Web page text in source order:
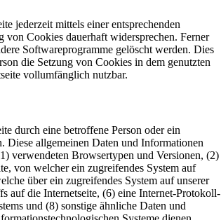
jederzeit mittels einer entsprechenden
von Cookies dauerhaft widersprechen. Ferner
Softwareprogramme gelöscht werden. Dies
die Setzung von Cookies in dem genutzten
vollumfänglich nutzbar.
durch eine betroffene Person oder ein
Diese allgemeinen Daten und Informationen
verwendeten Browsertypen und Versionen, (2)
von welcher ein zugreifendes System auf
über ein zugreifendes System auf unserer
auf die Internetseite, (6) eine Internet-Protokoll-
und (8) sonstige ähnliche Daten und